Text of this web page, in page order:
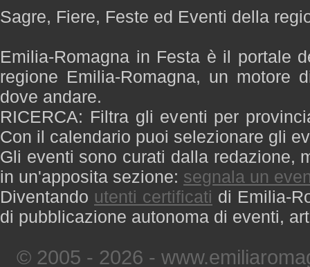
Sagre, Fiere, Feste ed Eventi della
Emilia-Romagna in Festa è il portale
regione Emilia-Romagna, un motore
dove andare.
RICERCA: Filtra gli eventi per
Con il calendario puoi selezionare gli
Gli eventi sono curati dalla redazione,
in un'apposita sezione: segnala un
Diventando utenti certificati di Emilia-
di pubblicazione autonoma di eventi,
© 2005 - 2026 -